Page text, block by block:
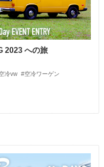
2023 への旅
冷vw #空冷ワーゲン